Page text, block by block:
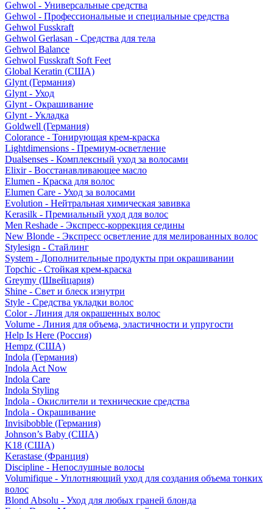
Gehwol - Универсальные средства
Gehwol - Профессиональные и специальные средства
Gehwol Fusskraft
Gehwol Gerlasan - Средства для тела
Gehwol Balance
Gehwol Fusskraft Soft Feet
Global Keratin (США)
Glynt (Германия)
Glynt - Уход
Glynt - Окрашивание
Glynt - Укладка
Goldwell (Германия)
Colorance - Тонирующая крем-краска
Lightdimensions - Премиум-осветление
Dualsenses - Комплексный уход за волосами
Elixir - Восстанавливающее масло
Elumen - Краска для волос
Elumen Care - Уход за волосами
Evolution - Нейтральная химическая завивка
Kerasilk - Премиальный уход для волос
Men Reshade - Экспресс-коррекция седины
New Blonde - Экспресс осветление для мелированных волос
Stylesign - Стайлинг
System - Дополнительные продукты при окрашивании
Topchic - Стойкая крем-краска
Greymy (Швейцария)
Shine - Свет и блеск изнутри
Style - Средства укладки волос
Color - Линия для окрашенных волос
Volume - Линия для объема, эластичности и упругости
Help Is Here (Россия)
Hempz (США)
Indola (Германия)
Indola Act Now
Indola Care
Indola Styling
Indola - Окислители и технические средства
Indola - Окрашивание
Invisibobble (Германия)
Johnson’s Baby (США)
K18 (США)
Kerastase (Франция)
Discipline - Непослушные волосы
Volumifique - Уплотняющий уход для создания объема тонких
волос
Blond Absolu - Уход для любых граней блонда